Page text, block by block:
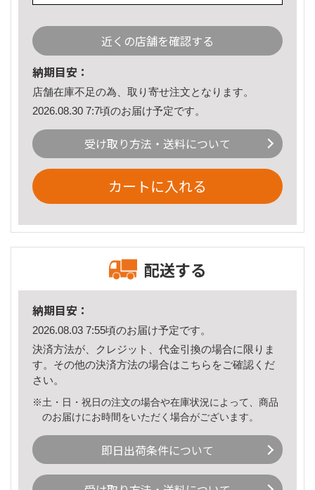
近くの店舗を確認する
納期目安：
店舗在庫不足の為、取り寄せ注文となります。
2026.08.30 7:7頃のお届け予定です。
受け取り方法・送料について
カートに入れる
配送する
納期目安：
2026.08.03 7:55頃のお届け予定です。
決済方法が、クレジット、代金引換の場合に限りま
す。その他の決済方法の場合はこちら をご確認くだ
さい。
※土・日・祝日の注文の場合や在庫状況によって、商品
のお届けにお時間をいただく場合がございます。
即日出荷条件について